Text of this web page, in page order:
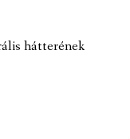
hátterének